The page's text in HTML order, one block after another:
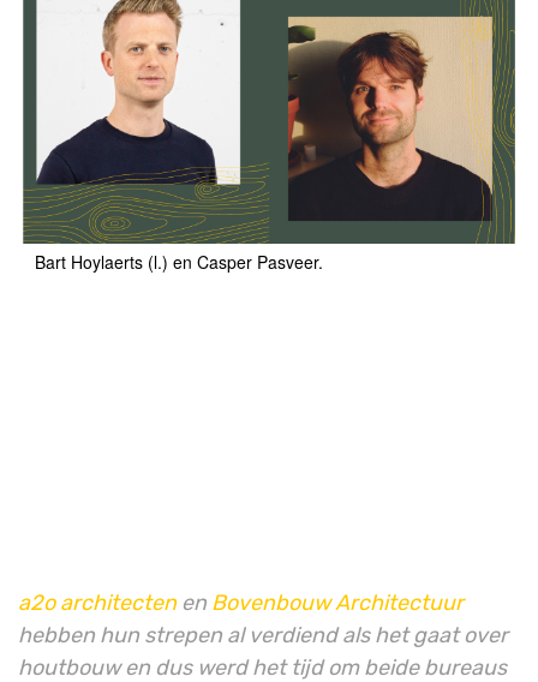
Bart Hoylaerts (l.) en Casper Pasveer.
a2o architectenen Bovenbouw Architectuur
hebben hun strepen al verdiend als het gaat over
houtbouw en dus werd het tijd om beide bureaus